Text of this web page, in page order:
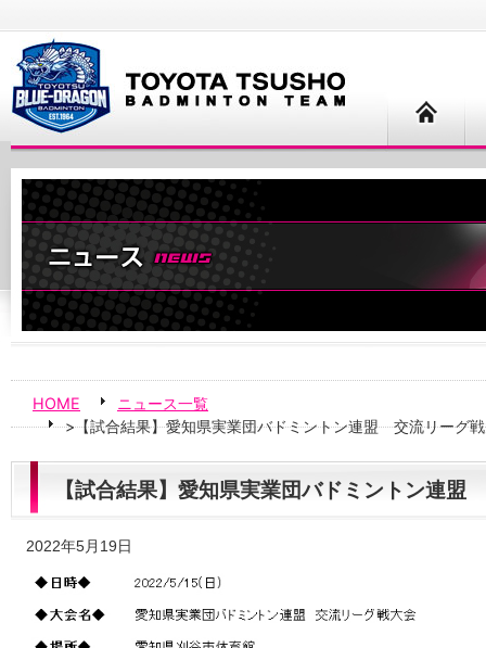
HOME
ニュース一覧
>【試合結果】愛知県実業団バドミントン連盟 交流リーグ
【試合結果】愛知県実業団バドミントン連
2022年5月19日